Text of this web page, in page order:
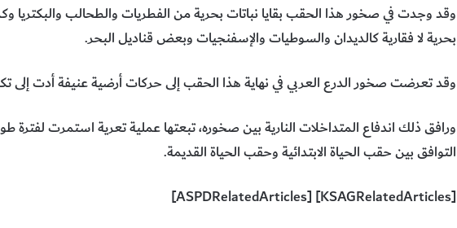
وقد وجدت في صخور هذا الحقب بقايا نباتات بحرية من الفطريات والطحالب والبكتريا
بحرية لا فقارية كالديدان والسوطيات والإسفنجيات وبعض قناديل البحر.
وقد تعرضت صخور الدرع العربي في نهاية هذا الحقب إلى حركات أرضية عنيفة أدت إلى
ورافق ذلك اندفاع المتداخلات النارية بين صخوره، تبعتها عملية تعرية استمرت
التوافق بين حقب الحياة الابتدائية وحقب الحياة القديمة.
[KSAGRelatedArticles] [ASPDRelatedArticles]